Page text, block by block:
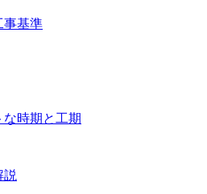
事基準
時期と工期
説